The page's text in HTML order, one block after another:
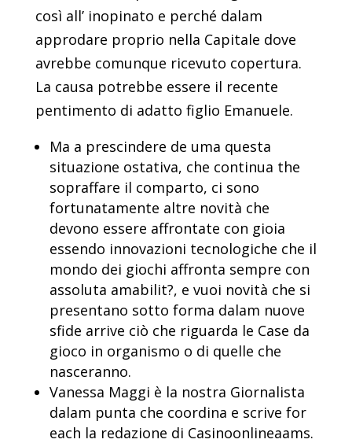
così all’ inopinato e perché dalam
approdare proprio nella Capitale dove
avrebbe comunque ricevuto copertura.
La causa potrebbe essere il recente
pentimento di adatto figlio Emanuele.
Ma a prescindere de uma questa
situazione ostativa, che continua the
sopraffare il comparto, ci sono
fortunatamente altre novità che
devono essere affrontate con gioia
essendo innovazioni tecnologiche che il
mondo dei giochi affronta sempre con
assoluta amabilit?, e vuoi novità che si
presentano sotto forma dalam nuove
sfide arrive ciò che riguarda le Case da
gioco in organismo o di quelle che
nasceranno.
Vanessa Maggi è la nostra Giornalista
dalam punta che coordina e scrive for
each la redazione di Casinoonlineaams.